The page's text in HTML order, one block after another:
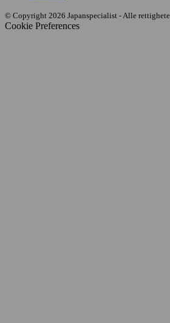
© Copyright 2026 Japanspecialist - Alle
Cookie Preferences